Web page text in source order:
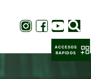
ACCESOS
RAPIDOS